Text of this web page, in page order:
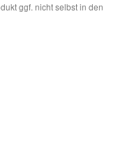
ggf. nicht selbst in den